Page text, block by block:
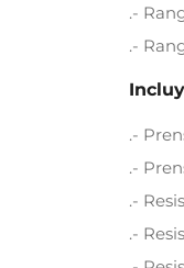
.-
.-
.-
.-
.-
.-